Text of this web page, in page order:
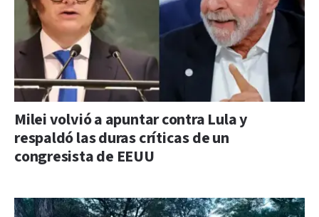
Milei volvió a apuntar contra Lula y
respaldó las duras críticas de un
congresista de EEUU